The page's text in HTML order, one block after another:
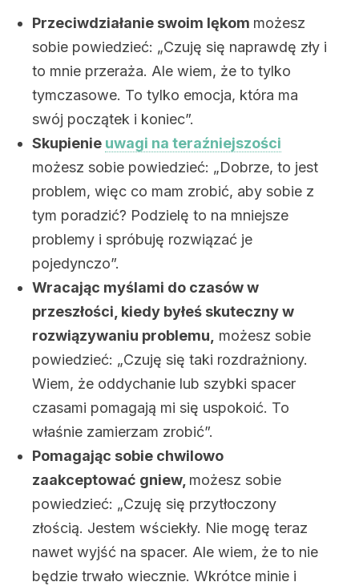
Przeciwdziałanie swoim lękom możesz
sobie powiedzieć: „Czuję się naprawdę zły i
to mnie przeraża. Ale wiem, że to tylko
tymczasowe. To tylko emocja, która ma
swój początek i koniec”.
Skupienie uwagi na teraźniejszości
możesz sobie powiedzieć: „Dobrze, to jest
problem, więc co mam zrobić, aby sobie z
tym poradzić? Podzielę to na mniejsze
problemy i spróbuję rozwiązać je
pojedynczo”.
Wracając myślami do czasów w
przeszłości, kiedy byłeś skuteczny w
rozwiązywaniu problemu,
możesz sobie
powiedzieć: „Czuję się taki rozdrażniony.
Wiem, że oddychanie lub szybki spacer
czasami pomagają mi się uspokoić. To
właśnie zamierzam zrobić”.
Pomagając sobie chwilowo
zaakceptować gniew, możesz sobie
powiedzieć: „Czuję się przytłoczony
złością. Jestem wściekły. Nie mogę teraz
nawet wyjść na spacer. Ale wiem, że to nie
będzie trwało wiecznie. Wkrótce minie i